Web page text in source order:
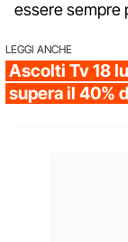
essere sempre
LEGGI ANCHE
Ascolti Tv 18
supera il 40%